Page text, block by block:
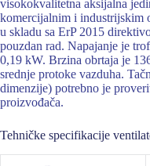
visokokvalitetna aksijalna
komercijalnim i industrijskim
u skladu sa ErP 2015
pouzdan rad. Napajanje je
0,19 kW. Brzina obrtaja je
srednje protoke vazduha.
dimenzije) potrebno je
proizvođača.
Tehničke specifikacije